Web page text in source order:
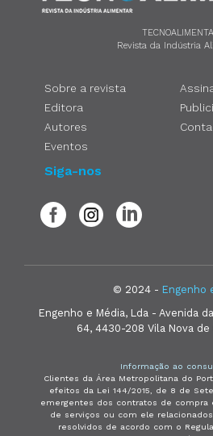
Revista da Indústria
Sobre a revista
Editora
Autores
Eventos
Siga-nos
© 2024 - Engenho
Engenho e Média, Lda - Avenida
64, 4430-208 Vila Nova de
Informação ao
Clientes da Área Metropolitana do
efeitos da Lei 144/2015, de 8 de
emergentes dos contratos de compra
de serviços ou com ele
resolvidos de acordo com o